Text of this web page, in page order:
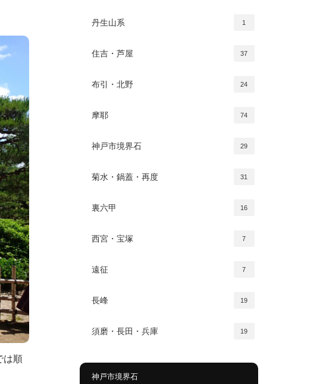
は順
丹生山系 1
住吉・芦屋 37
布引・北野 24
摩耶 74
神戸市境界石 29
菊水・鍋蓋・再度 31
裏六甲 16
西宮・宝塚 7
遠征 7
長峰 19
須磨・長田・兵庫 19
神戸市境界石